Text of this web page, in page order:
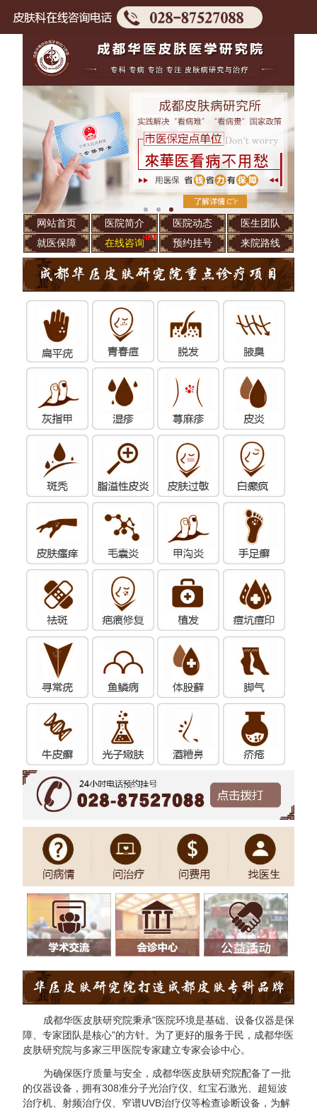
网站首页 医院简介 医院动态
医生团队
就医保障
在线咨询 预约挂号 来院路线
成都华医皮肤研究院秉承"医院环境是基础、设备仪器是保
障、专家团队是核心"的方针。为了更好的服务于民，成都华医
皮肤研究院与多家三甲医院专家建立专家会诊中心。
为确保医疗质量与安全，成都华医皮肤研究院配备了一批
的仪器设备，拥有308准分子光治疗仪、红宝石激光、超短波
治疗机、射频治疗仪、窄谱UVB治疗仪等检查诊断设备，为解
成都华医皮肤研究院
医保定点单位 名老专家坐诊
输入您的电话，我们将立即回电。为您解